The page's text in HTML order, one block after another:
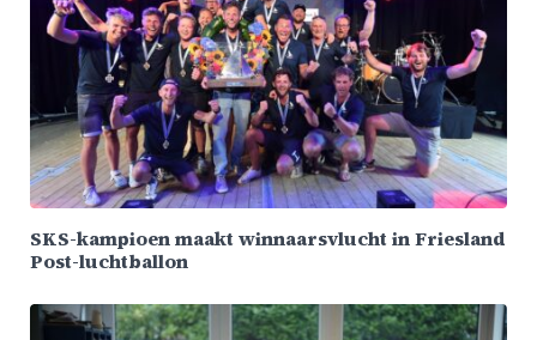
SKS-kampioen maakt winnaarsvlucht in Friesland
Post-luchtballon